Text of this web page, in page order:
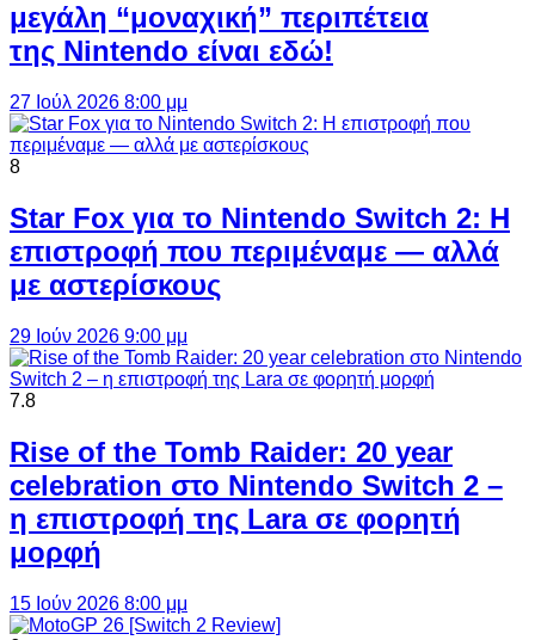
μεγάλη “μοναχική” περιπέτεια
της Nintendo είναι εδώ!
27 Ιούλ 2026 8:00 μμ
8
Star Fox για το Nintendo Switch 2: Η
επιστροφή που περιμέναμε — αλλά
με αστερίσκους
29 Ιούν 2026 9:00 μμ
7.8
Rise of the Tomb Raider: 20 year
celebration στο Nintendo Switch 2 –
η επιστροφή της Lara σε φορητή
μορφή
15 Ιούν 2026 8:00 μμ